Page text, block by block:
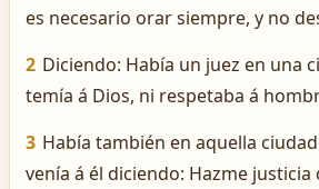
es necesario orar siempre, y no
2 Diciendo: Había un juez en una
temía á Dios, ni respetaba á
3 Había también en aquella
venía á él diciendo: Hazme